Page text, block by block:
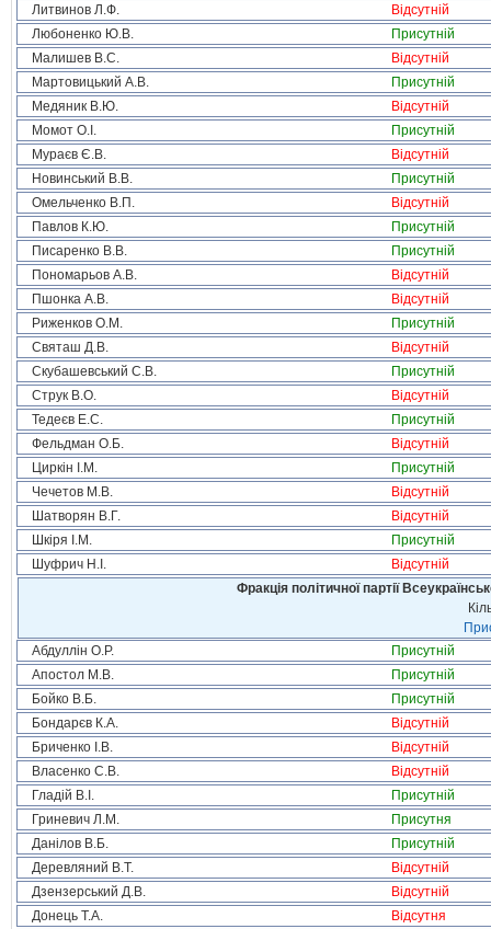
Литвинов Л.Ф.
Відсутній
Любоненко Ю.В.
Присутній
Малишев В.С.
Відсутній
Мартовицький А.В.
Присутній
Медяник В.Ю.
Відсутній
Момот О.І.
Присутній
Мураєв Є.В.
Відсутній
Новинський В.В.
Присутній
Омельченко В.П.
Відсутній
Павлов К.Ю.
Присутній
Писаренко В.В.
Присутній
Пономарьов А.В.
Відсутній
Пшонка А.В.
Відсутній
Риженков О.М.
Присутній
Святаш Д.В.
Відсутній
Скубашевський С.В.
Присутній
Струк В.О.
Відсутній
Тедеєв Е.С.
Присутній
Фельдман О.Б.
Відсутній
Циркін І.М.
Присутній
Чечетов М.В.
Відсутній
Шатворян В.Г.
Відсутній
Шкіря І.М.
Присутній
Шуфрич Н.І.
Відсутній
Фракція політичної партії
Абдуллін О.Р.
Присутній
Апостол М.В.
Присутній
Бойко В.Б.
Присутній
Бондарєв К.А.
Відсутній
Бриченко І.В.
Відсутній
Власенко С.В.
Відсутній
Гладій В.І.
Присутній
Гриневич Л.М.
Присутня
Данілов В.Б.
Присутній
Деревляний В.Т.
Відсутній
Дзензерський Д.В.
Відсутній
Донець Т.А.
Відсутня